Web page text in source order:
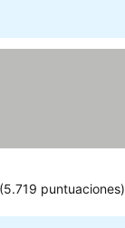
(5.719 puntuaciones)